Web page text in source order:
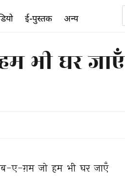
भी घर जाएँ
ए-ग़म जो हम भी घर जाएँ
ई-पुस्तक अन्य